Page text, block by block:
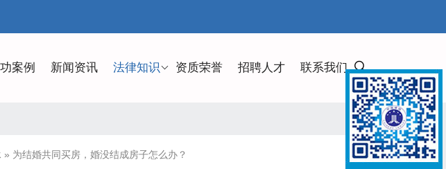
案例 新闻资讯 法律知识 资质荣誉 招聘人才 联系我们
» 为结婚共同买房，婚没结成房子怎么办？